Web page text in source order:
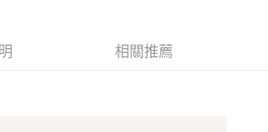
股份有限公司」（以下簡稱本公司）所提供，讓
務購買商品或服務，並由商店將買賣／分期付款
下不需立刻繳費，但若您需要取消訂單，請聯絡
相關推薦